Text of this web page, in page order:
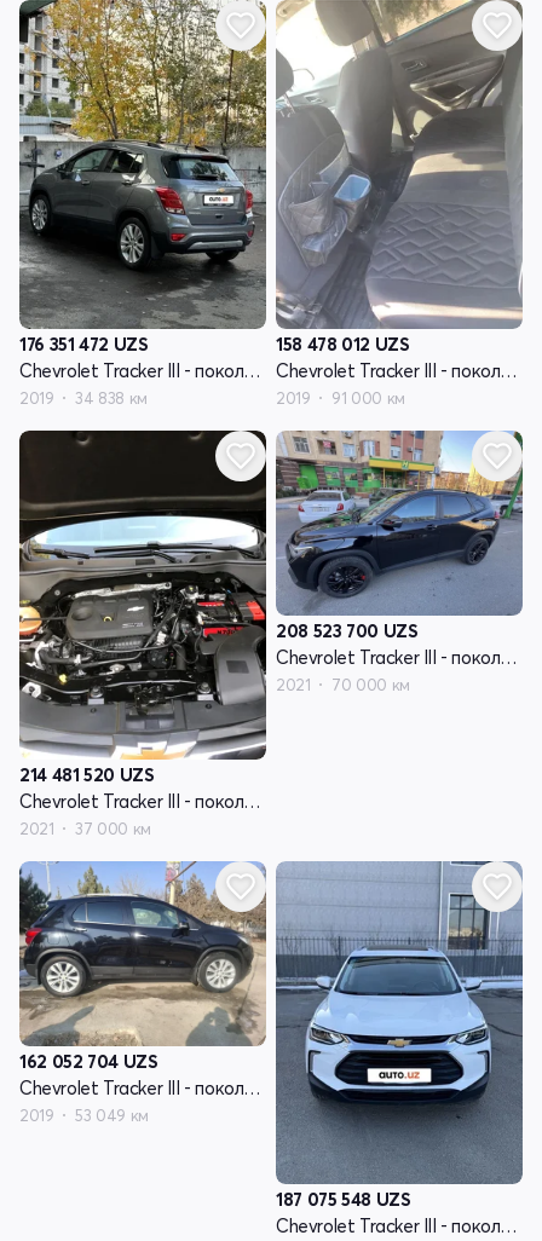
176 351 472 UZS
Chevrolet Tracker III - поколение рестайлинг
2019 34 838 км
158 478 012 UZS
Chevrolet Tracker III - поколение рестайлинг
2019 91 000 км
214 481 520 UZS
Chevrolet Tracker III - поколение рестайлинг
2021 37 000 км
208 523 700 UZS
Chevrolet Tracker III - поколение рестайлинг
2021 70 000 км
162 052 704 UZS
Chevrolet Tracker III - поколение рестайлинг
2019 53 049 км
187 075 548 UZS
Chevrolet Tracker III - поколение рестайлинг